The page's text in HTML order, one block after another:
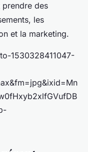
des
les
et la marketing.
1530328411047-